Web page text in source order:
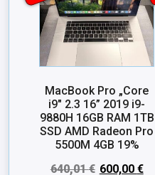
MacBook Pro „Core
i9″ 2.3 16” 2019 i9-
9880H 16GB RAM 1TB
SSD AMD Radeon Pro
5500M 4GB 19%
640,01€ 600,00 €